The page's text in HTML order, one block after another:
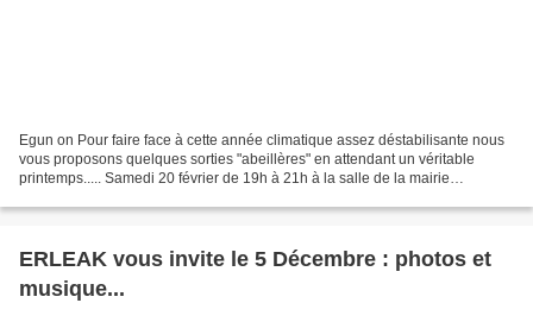
Egun on Pour faire face à cette année climatique assez déstabilisante nous
vous proposons quelques sorties "abeillères" en attendant un véritable
printemps..... Samedi 20 février de 19h à 21h à la salle de la mairie
ERLEAK vous invite le 5 Décembre : photos et
musique...